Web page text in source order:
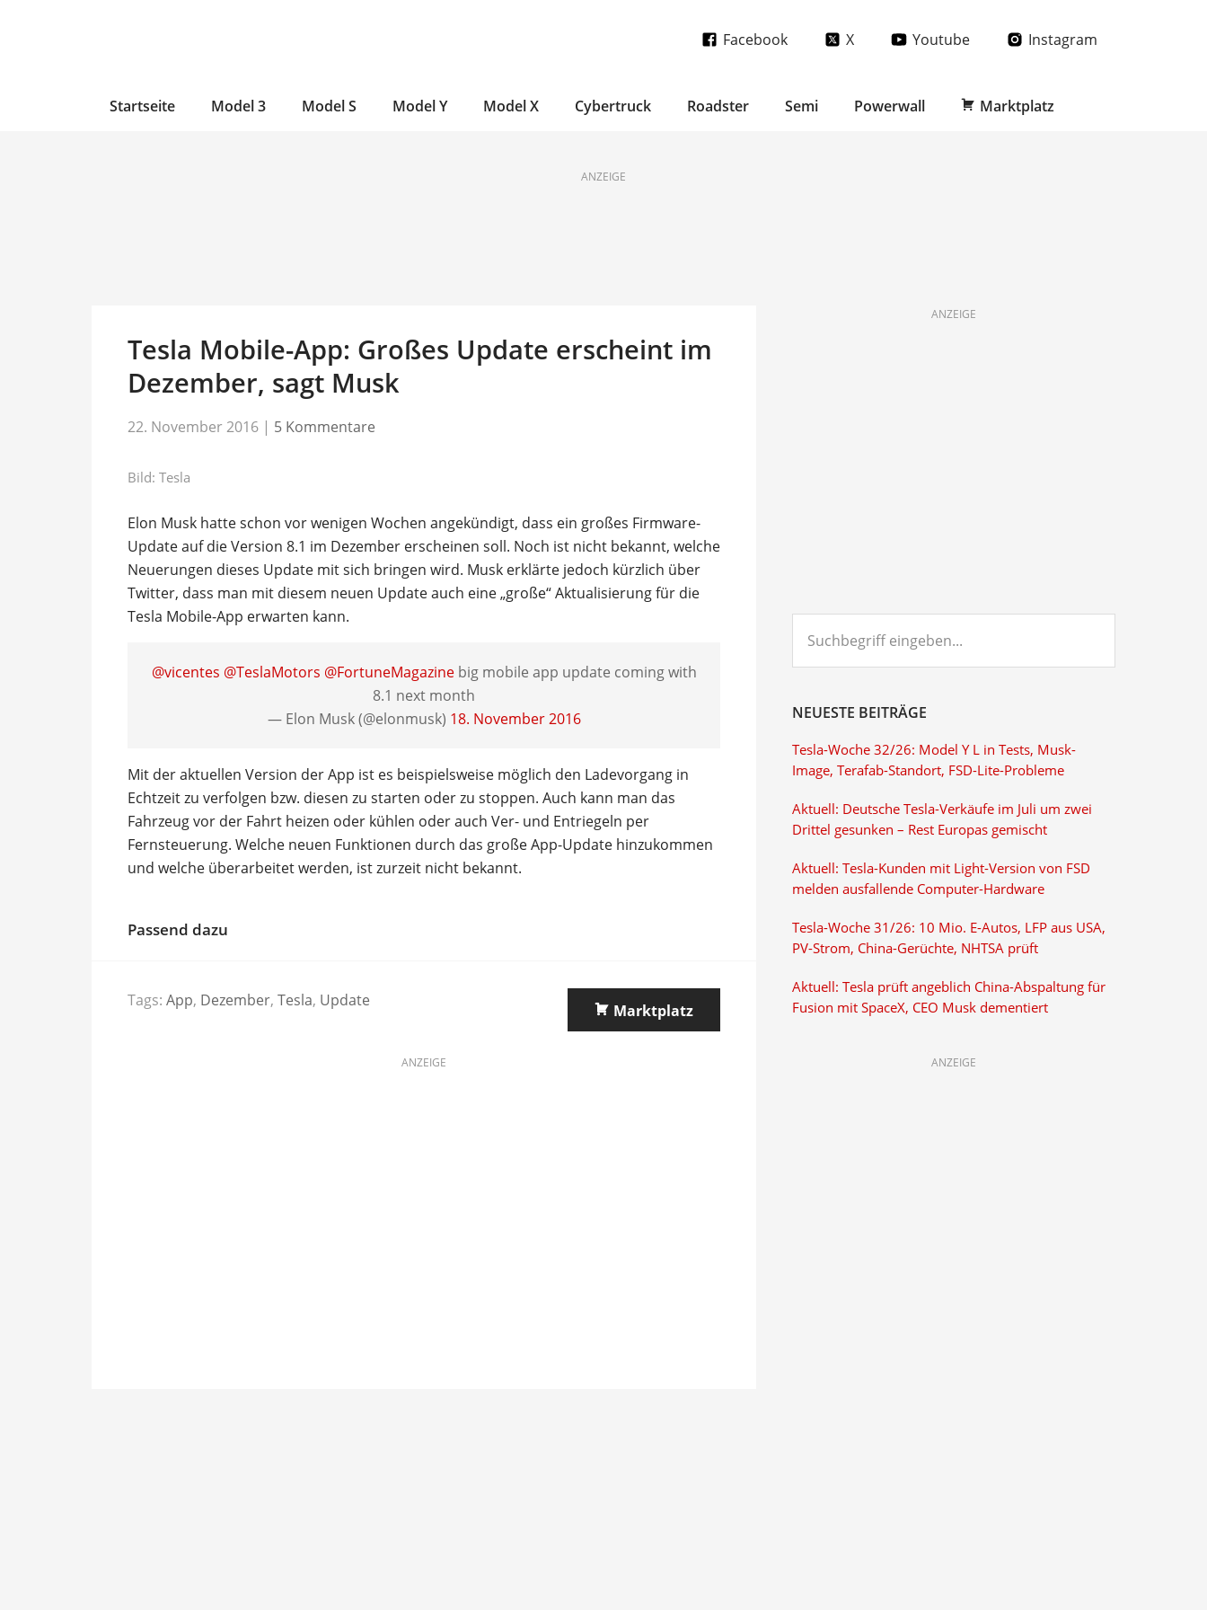
Facebook X Youtube Instagram
Startseite Model 3 Model S Model Y Model X Cybertruck Roadster Semi Powerwall Marktplatz
ANZEIGE
Tesla Mobile-App: Großes Update erscheint im
Dezember, sagt Musk
22. November 2016 | 5 Kommentare
Bild: Tesla
Elon Musk hatte schon vor wenigen Wochen angekündigt, dass ein großes Firmware-
Update auf die Version 8.1 im Dezember erscheinen soll. Noch ist nicht bekannt, welche
Neuerungen dieses Update mit sich bringen wird. Musk erklärte jedoch kürzlich über
Twitter, dass man mit diesem neuen Update auch eine „große“ Aktualisierung für die
Tesla Mobile-App erwarten kann.
@vicentes @TeslaMotors @FortuneMagazinebig mobile app update coming with
8.1 next month
— Elon Musk (@elonmusk) 18. November 2016
Mit der aktuellen Version der App ist es beispielsweise möglich den Ladevorgang in
Echtzeit zu verfolgen bzw. diesen zu starten oder zu stoppen. Auch kann man das
Fahrzeug vor der Fahrt heizen oder kühlen oder auch Ver- und Entriegeln per
Fernsteuerung. Welche neuen Funktionen durch das große App-Update hinzukommen
und welche überarbeitet werden, ist zurzeit nicht bekannt.
Passend dazu
Tags: App, Dezember, Tesla, Update
Marktplatz
ANZEIGE
ANZEIGE
eingeben...
NEUESTE BEITRÄGE
Tesla-Woche 32/26: Model Y L in Tests, Musk-
Image, Terafab-Standort, FSD-Lite-Probleme
Aktuell: Deutsche Tesla-Verkäufe im Juli um zwei
Drittel gesunken – Rest Europas gemischt
Aktuell: Tesla-Kunden mit Light-Version von FSD
melden ausfallende Computer-Hardware
Tesla-Woche 31/26: 10 Mio. E-Autos, LFP aus USA,
PV-Strom, China-Gerüchte, NHTSA prüft
Aktuell: Tesla prüft angeblich China-Abspaltung für
Fusion mit SpaceX, CEO Musk dementiert
ANZEIGE